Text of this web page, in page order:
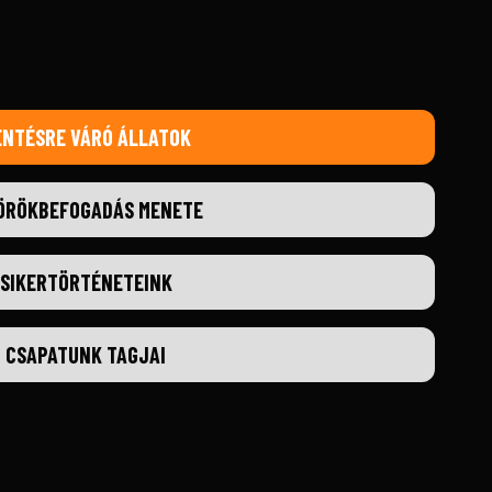
VÁRÓ ÁLLATOK
MENETE
SIKERTÖRTÉNETEINK
CSAPATUNK TAGJAI